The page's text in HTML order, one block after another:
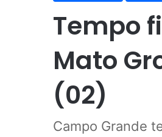
Tempo
Mato
(02)
Campo Grande